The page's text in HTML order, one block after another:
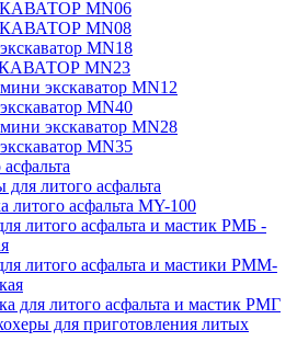
MN06
MN08
MN18
MN23
экскаватор MN12
MN40
экскаватор MN28
MN35
литого асфальта
литого асфальта MY-100
литого асфальта и мастик РМБ -
литого асфальта и мастики РММ-
для литого асфальта и мастик РМГ
для приготовления литых